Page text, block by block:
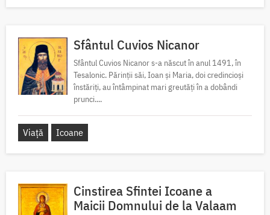
Sfântul Cuvios Nicanor
Sfântul Cuvios Nicanor s-a născut în anul 1491, în
Tesalonic. Părinții săi, Ioan și Maria, doi credincioși
înstăriți, au întâmpinat mari greutăți în a dobândi
prunci....
Viață Icoane
Cinstirea Sfintei Icoane a
Maicii Domnului de la Valaam